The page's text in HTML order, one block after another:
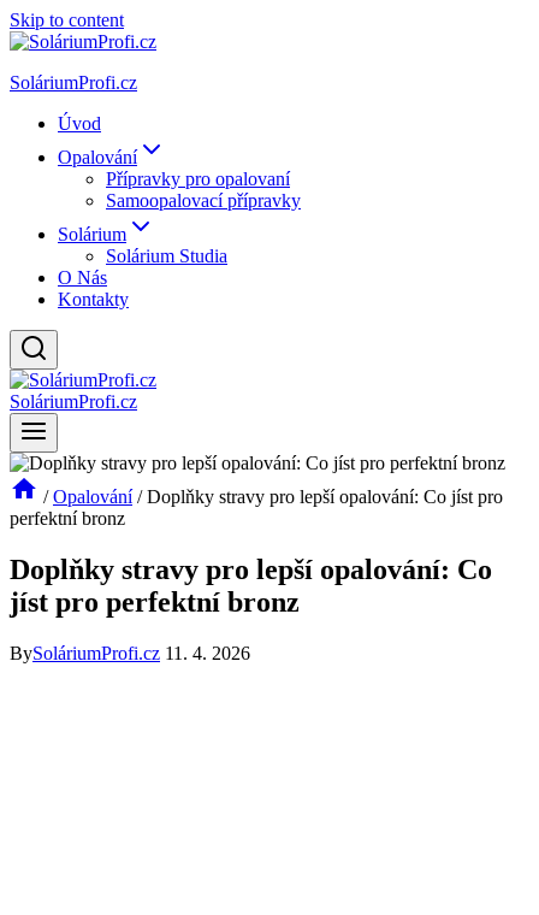
Skip to content
SoláriumProfi.cz
Úvod
Opalování
Přípravky pro opalovaní
Samoopalovací přípravky
Solárium
Solárium Studia
O Nás
Kontakty
SoláriumProfi.cz
/ Opalování / Doplňky stravy pro lepší opalování: Co jíst pro
perfektní bronz
Doplňky stravy pro lepší opalování: Co
jíst pro perfektní bronz
BySoláriumProfi.cz 11. 4. 2026